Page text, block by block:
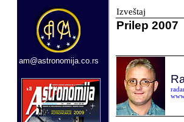
am@astronomija.co.rs
Izveštaj
Prilep 2007